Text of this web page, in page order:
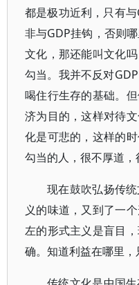
都是极功近利，只有
非与GDP挂钩，否则
文化，那还能叫文化
勾当。我并不反对
喝住行生存的基础。
济为目的，这样对待
化是可悲的，这样的
勾当的人，很不厚道，
现在鼓吹弘扬传
义的味道，又到了一
左的形式主义是盲目
确。知道利益在哪里，